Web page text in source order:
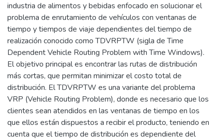
industria de alimentos y bebidas enfocado en solucionar el
problema de enrutamiento de vehículos con ventanas de
tiempo y tiempos de viaje dependientes del tiempo de
realización conocido como TDVRPTW (sigla de Time
Dependent Vehicle Routing Problem with Time Windows).
El objetivo principal es encontrar las rutas de distribución
más cortas, que permitan minimizar el costo total de
distribución. El TDVRPTW es una variante del problema
VRP (Vehicle Routing Problem), donde es necesario que los
clientes sean atendidos en las ventanas de tiempo en los
que ellos están dispuestos a recibir el producto, teniendo en
cuenta que el tiempo de distribución es dependiente del